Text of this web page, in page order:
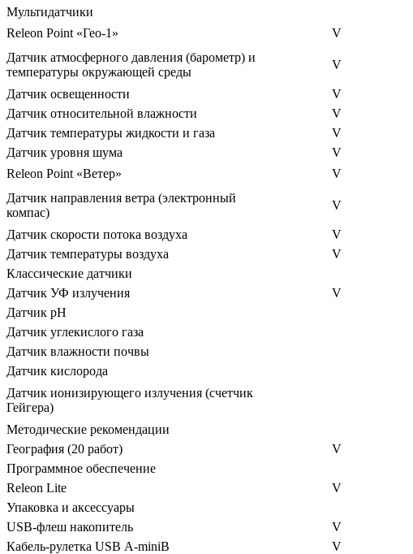
Мультидатчики
Releon Point «Гео-1»
V
Датчик атмосферного давления (барометр) и
температуры окружающей среды
V
Датчик освещенности V
Датчик относительной влажности
V
Датчик температуры жидкости и газа
V
Датчик уровня шума
V
Releon Point «Ветер»
V
Датчик направления ветра (электронный
компас)
V
Датчик скорости потока воздуха V
Датчик температуры воздуха
V
Классические датчики
Датчик УФ излучения
V
Датчик рН
Датчик углекислого газа
Датчик влажности почвы
Датчик кислорода
Датчик ионизирующего излучения (счетчик
Гейгера)
Методические рекомендации
География (20 работ)
V
Программное обеспечение
Releon Lite
V
Упаковка и аксессуары
USB-флеш накопитель
V
Кабель-рулетка USB А-miniB
V